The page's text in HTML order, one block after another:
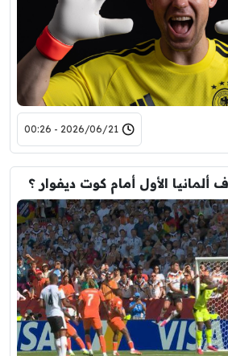
2026/06/21 - 00:26
الأول أمام كوت ديفوار ؟